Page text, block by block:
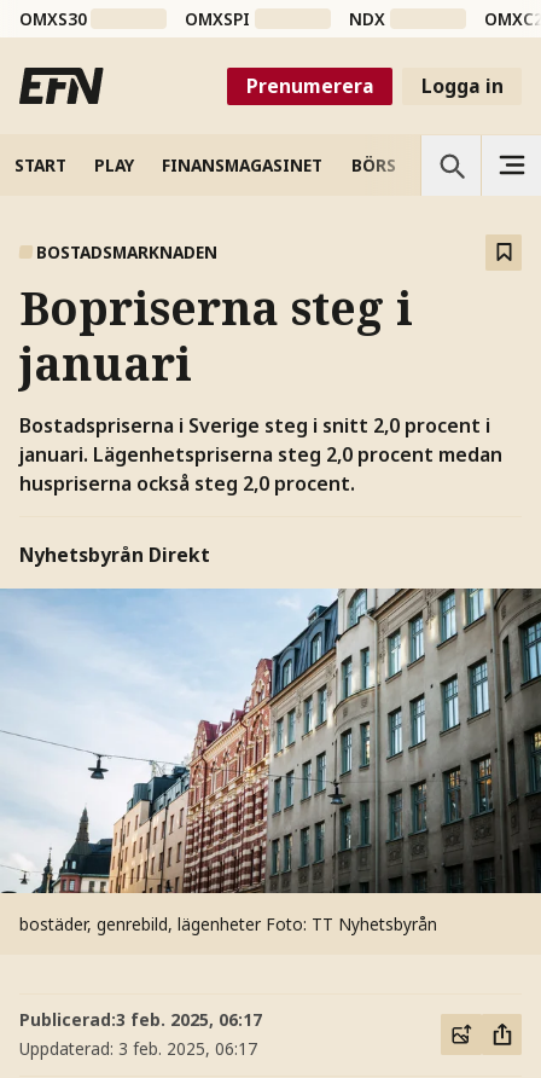
OMXS30 OMXSPI NDX
Prenumerera Logga in
START PLAY FINANSMAGASINET BÖRS VETENSKAP
BOSTADSMARKNADEN
Bopriserna steg i
januari
Bostadspriserna i Sverige steg i snitt 2,0 procent i
januari. Lägenhetspriserna steg 2,0 procent medan
huspriserna också steg 2,0 procent.
Nyhetsbyrån Direkt
bostäder, genrebild, lägenheter Foto: TT Nyhetsbyrån
Publicerad:3 feb. 2025, 06:17
Uppdaterad: 3 feb. 2025, 06:17